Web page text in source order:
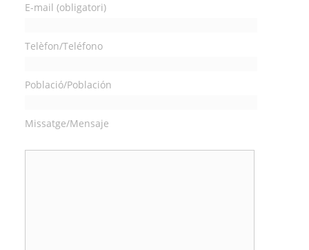
E-mail (obligatori)
Telèfon/Teléfono
Població/Población
Missatge/Mensaje